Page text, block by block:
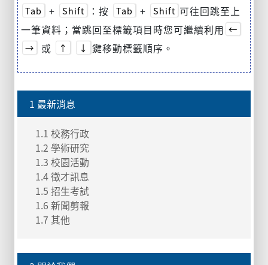
Tab + Shift ：按 Tab + Shift 可往回跳至上
一筆資料；當跳回至標籤項目時您可繼續利用 ←
→
或 ↑ ↓ 鍵移動標籤順序。
1 最新消息
1.1 校務行政
1.2 學術研究
1.3 校園活動
1.4 徵才訊息
1.5 招生考試
1.6 新聞剪報
1.7 其他